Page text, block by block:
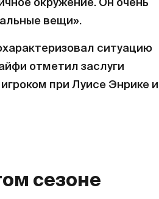
окружение. Он очень
вещи».
ситуацию
отметил заслуги
при Луисе Энрике и
сезоне